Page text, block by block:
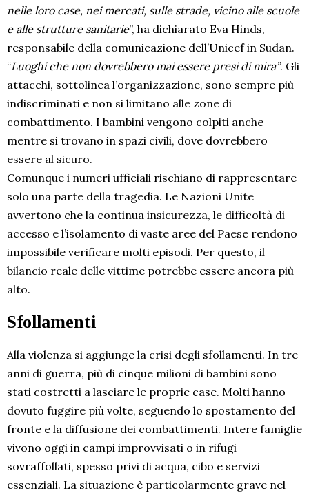
nelle loro case, nei mercati, sulle strade, vicino alle scuole
e alle strutture sanitarie”, ha dichiarato Eva Hinds,
responsabile della comunicazione dell’Unicef in Sudan.
“Luoghi che non dovrebbero mai essere presi di mira”. Gli
attacchi, sottolinea l’organizzazione, sono sempre più
indiscriminati e non si limitano alle zone di
combattimento. I bambini vengono colpiti anche
mentre si trovano in spazi civili, dove dovrebbero
essere al sicuro.
Comunque i numeri ufficiali rischiano di rappresentare
solo una parte della tragedia. Le Nazioni Unite
avvertono che la continua insicurezza, le difficoltà di
accesso e l’isolamento di vaste aree del Paese rendono
impossibile verificare molti episodi. Per questo, il
bilancio reale delle vittime potrebbe essere ancora più
alto.
Sfollamenti
Alla violenza si aggiunge la crisi degli sfollamenti. In tre
anni di guerra, più di cinque milioni di bambini sono
stati costretti a lasciare le proprie case. Molti hanno
dovuto fuggire più volte, seguendo lo spostamento del
fronte e la diffusione dei combattimenti. Intere famiglie
vivono oggi in campi improvvisati o in rifugi
sovraffollati, spesso privi di acqua, cibo e servizi
essenziali. La situazione è particolarmente grave nel